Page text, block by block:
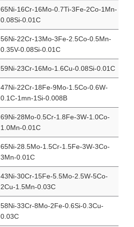
65Ni-16Cr-16Mo-0.7Ti-3Fe-2Co-1Mn-
0.08Si-0.01C
56Ni-22Cr-13Mo-3Fe-2.5Co-0.5Mn-
0.35V-0.08Si-0.01C
59Ni-23Cr-16Mo-1.6Cu-0.08Si-0.01C
47Ni-22Cr-18Fe-9Mo-1.5Co-0.6W-
0.1C-1mn-1Si-0.008B
69Ni-28Mo-0.5Cr-1.8Fe-3W-1.0Co-
1.0Mn-0.01C
65Ni-28.5Mo-1.5Cr-1.5Fe-3W-3Co-
3Mn-0.01C
43Ni-30Cr-15Fe-5.5Mo-2.5W-5Co-
2Cu-1.5Mn-0.03C
58Ni-33Cr-8Mo-2Fe-0.6Si-0.3Cu-
0.03C